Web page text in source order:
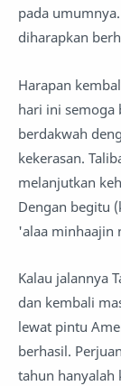
pada
diharapkan
Harapan
hari ini semoga
berdakwah
kekerasan.
melanjutkan
Dengan begitu
'alaa minhaajin
Kalau jalannya
dan kembali
lewat pintu
berhasil.
tahun hanyalah